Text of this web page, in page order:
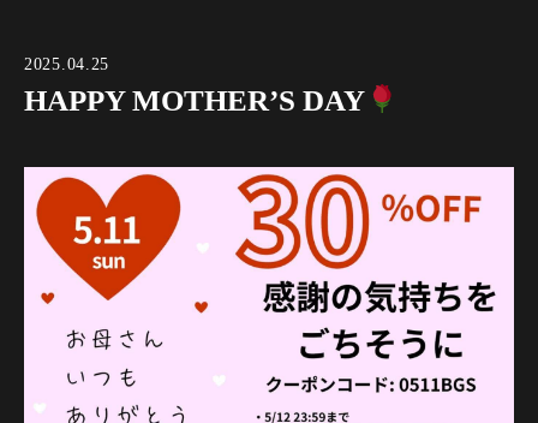
2025.04.25
HAPPY MOTHER’S DAY